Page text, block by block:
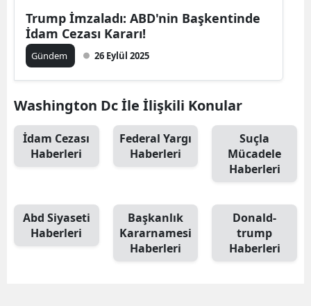
Trump İmzaladı: ABD'nin Başkentinde
İdam Cezası Kararı!
Gündem 26 Eylül 2025
Washington Dc İle İlişkili Konular
İdam Cezası
Haberleri
Federal Yargı
Haberleri
Suçla
Mücadele
Haberleri
Abd Siyaseti
Haberleri
Başkanlık
Kararnamesi
Haberleri
Donald-
trump
Haberleri